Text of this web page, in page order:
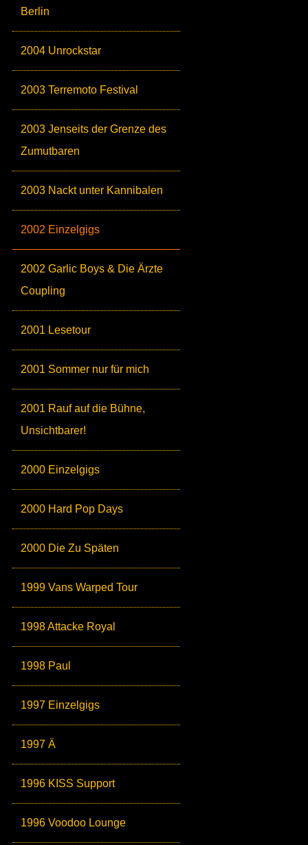
Berlin
2004 Unrockstar
2003 Terremoto Festival
2003 Jenseits der Grenze des
Zumutbaren
2003 Nackt unter Kannibalen
2002 Einzelgigs
2002 Garlic Boys & Die Ärzte
Coupling
2001 Lesetour
2001 Sommer nur für mich
2001 Rauf auf die Bühne,
Unsichtbarer!
2000 Einzelgigs
2000 Hard Pop Days
2000 Die Zu Späten
1999 Vans Warped Tour
1998 Attacke Royal
1998 Paul
1997 Einzelgigs
1997 Ä
1996 KISS Support
1996 Voodoo Lounge